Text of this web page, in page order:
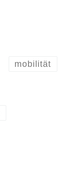
mobilität